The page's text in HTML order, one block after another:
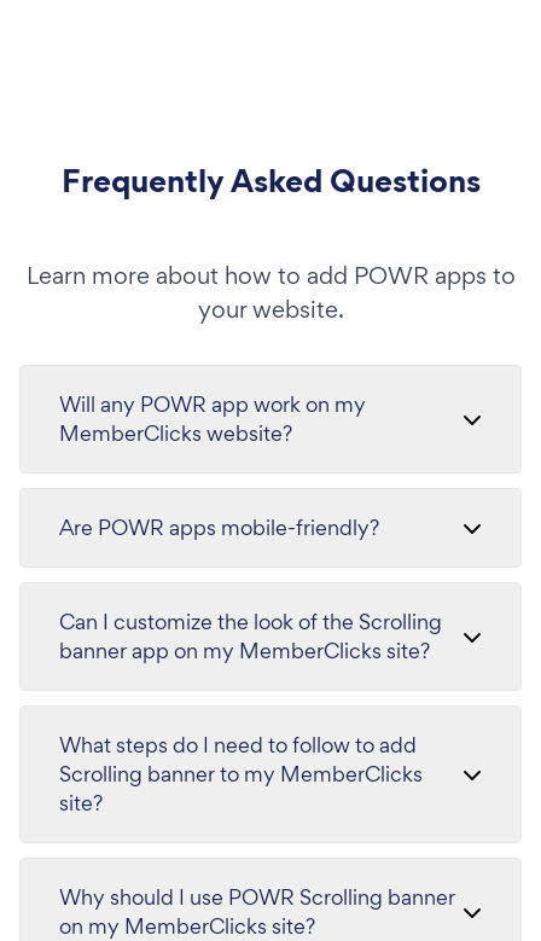
Frequently Asked Questions
Learn more about how to add POWR apps to
your website.
Will any POWR app work on my
MemberClicks website?
Are POWR apps mobile-friendly?
Can I customize the look of the Scrolling
banner app on my MemberClicks site?
What steps do I need to follow to add
Scrolling banner to my MemberClicks
site?
Why should I use POWR Scrolling banner
on my MemberClicks site?